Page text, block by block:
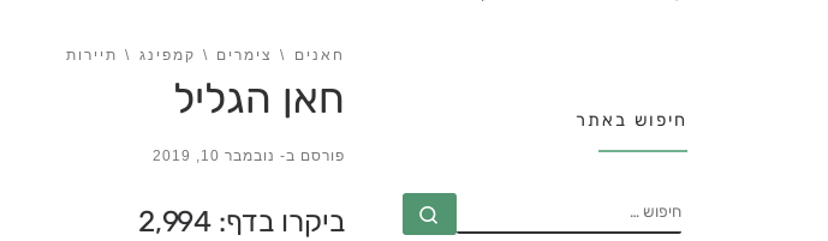
חאנים צימרים קמפינג תיירות
חאן הגליל
פורסם ב- נובמבר 10, 2019
ביקרו בדף: 2,994
חיפוש באתר
חיפוש